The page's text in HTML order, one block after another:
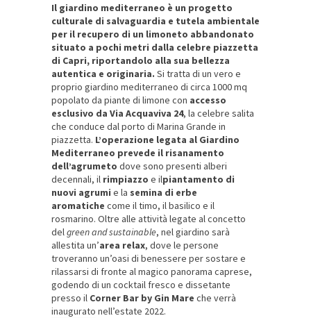
Il giardino mediterraneo è un progetto
culturale di salvaguardia e tutela ambientale
per il recupero di un limoneto abbandonato
situato a pochi metri dalla celebre piazzetta
di Capri, riportandolo alla sua bellezza
autentica e originaria. Si tratta di un vero e
proprio giardino mediterraneo di circa 1000 mq
popolato da piante di limone con accesso
esclusivo da Via Acquaviva 24, la celebre salita
che conduce dal porto di Marina Grande in
piazzetta. L’operazione legata al Giardino
Mediterraneo prevede il risanamento
dell’agrumeto dove sono presenti alberi
decennali, il rimpiazzo e ilpiantamento di
nuovi agrumi e la semina di erbe
aromatiche come il timo, il basilico e il
rosmarino. Oltre alle attività legate al concetto
delgreen and sustainable, nel giardino sarà
allestita un’area relax, dove le persone
troveranno un’oasi di benessere per sostare e
rilassarsi di fronte al magico panorama caprese,
godendo di un cocktail fresco e dissetante
presso il Corner Bar by Gin Mare che verrà
inaugurato nell’estate 2022.